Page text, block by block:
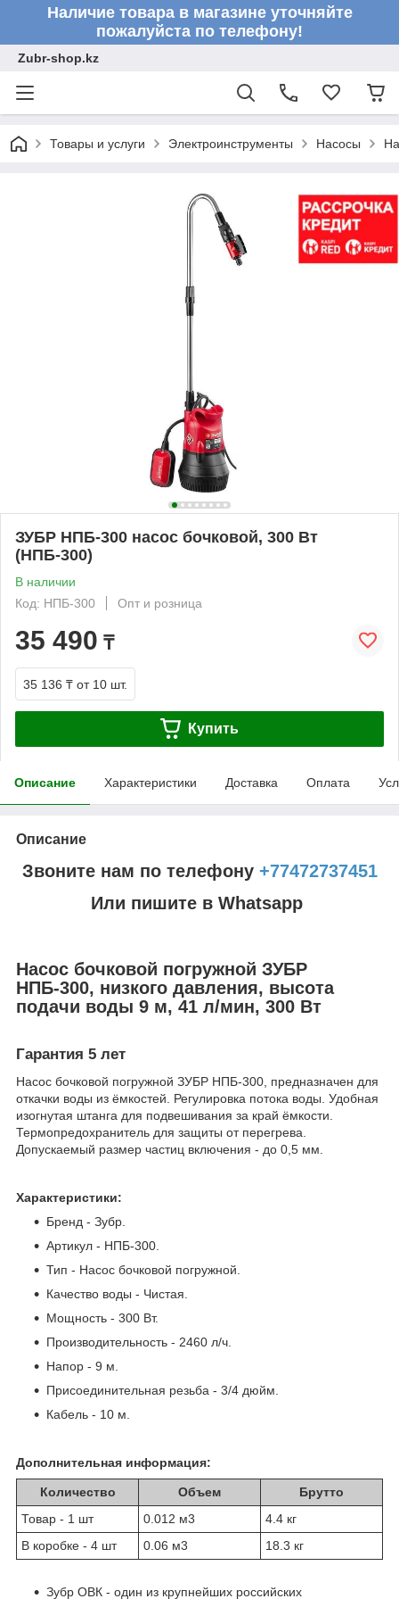
Наличие товара в магазине уточняйте
пожалуйста по телефону!
Zubr-shop.kz
Товары и услуги Электроинструменты Насосы
ЗУБР НПБ-300 насос бочковой, 300 Вт
(НПБ-300)
В наличии
Код: НПБ-300
Опт и розница
35 490 ₸
35 136 ₸ от 10 шт.
Купить
Описание Характеристики Доставка Оплата
Описание
Звоните нам по телефону +77472737451
Или пишите в Whatsapp
Насос бочковой погружной ЗУБР
НПБ-300, низкого давления, высота
подачи воды 9 м, 41 л/мин, 300 Вт
Гарантия 5 лет
Насос бочковой погружной ЗУБР НПБ-300, предназначен для
откачки воды из ёмкостей. Регулировка потока воды. Удобная
изогнутая штанга для подвешивания за край ёмкости.
Термопредохранитель для защиты от перегрева.
Допускаемый размер частиц включения - до 0,5 мм.
Характеристики:
Бренд - Зубр.
Артикул - НПБ-300.
Тип - Насос бочковой погружной.
Качество воды - Чистая.
Мощность - 300 Вт.
Производительность - 2460 л/ч.
Напор - 9 м.
Присоединительная резьба - 3/4 дюйм.
Кабель - 10 м.
Дополнительная информация:
Количество Объем
Брутто
Товар - 1 шт
0.012 м3
4.4 кг
В коробке - 4 шт
0.06 м3 18.3 кг
Зубр ОВК - один из крупнейших российских